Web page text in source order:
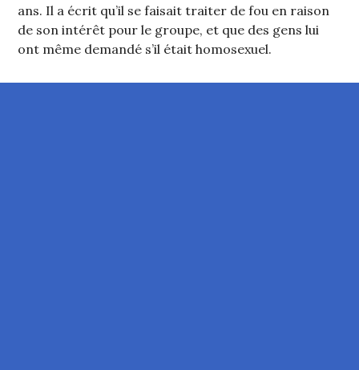
ans. Il a écrit qu’il se faisait traiter de fou en raison
de son intérêt pour le groupe, et que des gens lui
ont même demandé s’il était homosexuel.